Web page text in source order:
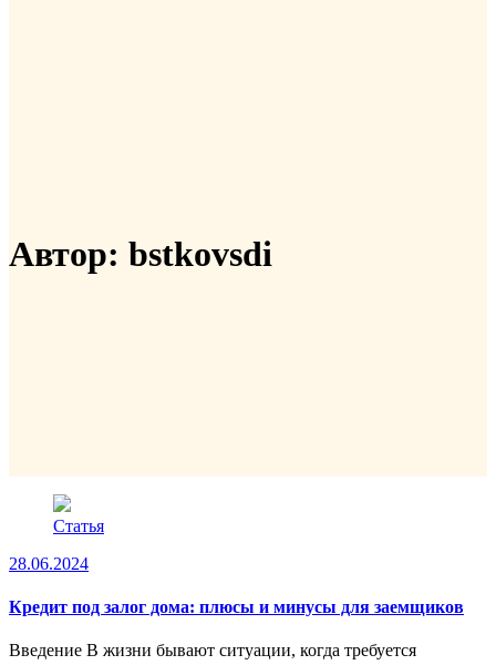
Автор: bstkovsdi
Статья
28.06.2024
Кредит под залог дома: плюсы и минусы для заемщиков
Введение В жизни бывают ситуации, когда требуется